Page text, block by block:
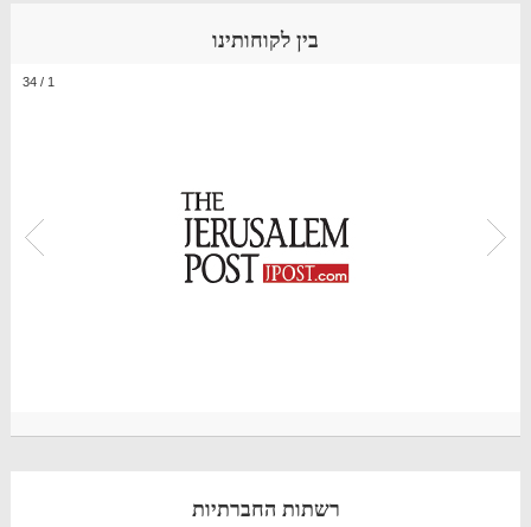
בין לקוחותינו
1
/
34
רשתות החברתיות